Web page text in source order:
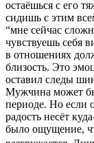
остаёшься с его
сидишь с этим
“мне сейчас
чувствуешь себя
в отношениях
близость. Это
оставил следы
Мужчина может
периоде. Но если
радость несёт
было ощущение,